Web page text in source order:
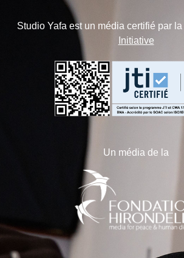
Studio Yafa est un média certifié par la
Initiative
Un média de la